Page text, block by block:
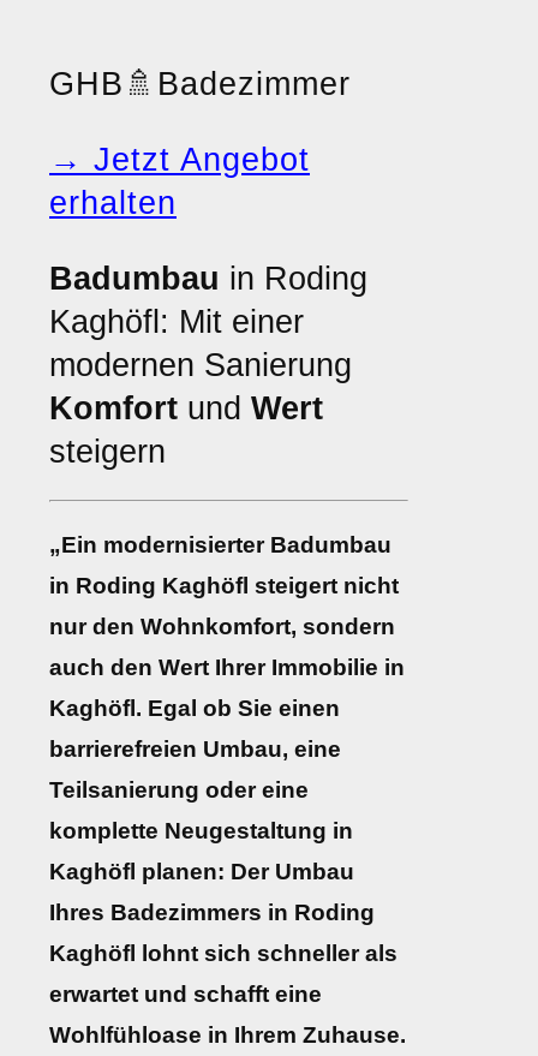
GHB 🚿 Badezimmer
→ Jetzt Angebot
erhalten
Badumbau in Roding
Kaghöfl: Mit einer
modernen Sanierung
Komfort und Wert
steigern
„Ein modernisierter Badumbau
in Roding Kaghöfl steigert nicht
nur den Wohnkomfort, sondern
auch den Wert Ihrer Immobilie in
Kaghöfl. Egal ob Sie einen
barrierefreien Umbau, eine
Teilsanierung oder eine
komplette Neugestaltung in
Kaghöfl planen: Der Umbau
Ihres Badezimmers in Roding
Kaghöfl lohnt sich schneller als
erwartet und schafft eine
Wohlfühloase in Ihrem Zuhause.